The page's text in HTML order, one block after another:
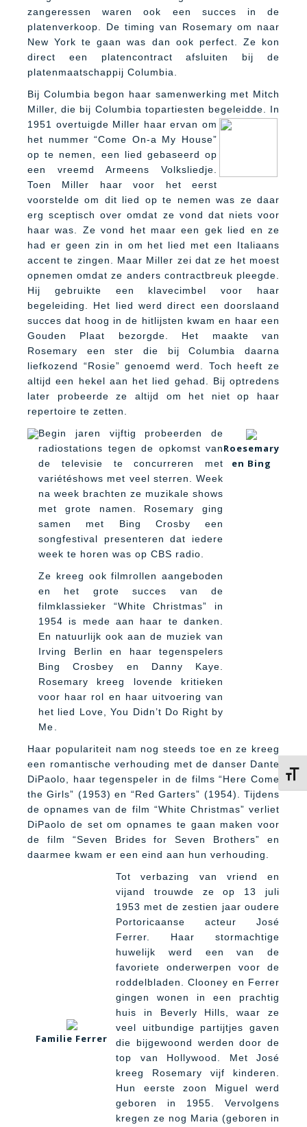
zangeressen waren ook een succes in de
platenverkoop. De timing van Rosemary om naar
New York te gaan was dan ook perfect. Ze kon
direct een platencontract afsluiten bij de
platenmaatschappij Columbia.
Bij Columbia begon haar samenwerking met Mitch
Miller, die bij Columbia topartiesten begeleidde. In
1951 overtuigde Miller haar ervan om
het nummer “Come On-a My House”
op te nemen, een lied gebaseerd op
een vreemd Armeens Volksliedje.
Toen Miller haar voor het eerst
voorstelde om dit lied op te nemen was ze daar
erg sceptisch over omdat ze vond dat niets voor
haar was. Ze vond het maar een gek lied en ze
had er geen zin in om het lied met een Italiaans
accent te zingen. Maar Miller zei dat ze het moest
opnemen omdat ze anders contractbreuk pleegde.
Hij gebruikte een klavecimbel voor haar
begeleiding. Het lied werd direct een doorslaand
succes dat hoog in de hitlijsten kwam en haar een
Gouden Plaat bezorgde. Het maakte van
Rosemary een ster die bij Columbia daarna
liefkozend “Rosie” genoemd werd. Toch heeft ze
altijd een hekel aan het lied gehad. Bij optredens
later probeerde ze altijd om het niet op haar
repertoire te zetten.
Begin jaren vijftig probeerden de
radiostations tegen de opkomst van
de televisie te concurreren met
variétéshows met veel sterren. Week
na week brachten ze muzikale shows
met grote namen. Rosemary ging
samen met Bing Crosby een
songfestival presenteren dat iedere
week te horen was op CBS radio.
Ze kreeg ook filmrollen aangeboden
en het grote succes van de
filmklassieker “White Christmas” in
1954 is mede aan haar te danken.
En natuurlijk ook aan de muziek van
Irving Berlin en haar tegenspelers
Bing Crosbey en Danny Kaye.
Rosemary kreeg lovende kritieken
voor haar rol en haar uitvoering van
het lied Love, You Didn’t Do Right by
Me.
Roesemary
en Bing
Haar populariteit nam nog steeds toe en ze kreeg
een romantische verhouding met de danser Dante
DiPaolo, haar tegenspeler in de films “Here Come
the Girls” (1953) en “Red Garters” (1954). Tijdens
de opnames van de film “White Christmas” verliet
DiPaolo de set om opnames te gaan maken voor
de film “Seven Brides for Seven Brothers” en
daarmee kwam er een eind aan hun verhouding.
Familie Ferrer
Tot verbazing van vriend en
vijand trouwde ze op 13 juli
1953 met de zestien jaar oudere
Portoricaanse acteur José
Ferrer. Haar stormachtige
huwelijk werd een van de
favoriete onderwerpen voor de
roddelbladen. Clooney en Ferrer
gingen wonen in een prachtig
huis in Beverly Hills, waar ze
veel uitbundige partijtjes gaven
die bijgewoond werden door de
top van Hollywood. Met José
kreeg Rosemary vijf kinderen.
Hun eerste zoon Miguel werd
geboren in 1955. Vervolgens
kregen ze nog Maria (geboren in